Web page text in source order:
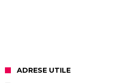
ADRESE UTILE